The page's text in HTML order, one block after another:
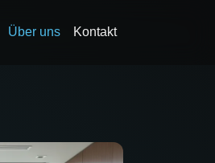
Über uns Kontakt